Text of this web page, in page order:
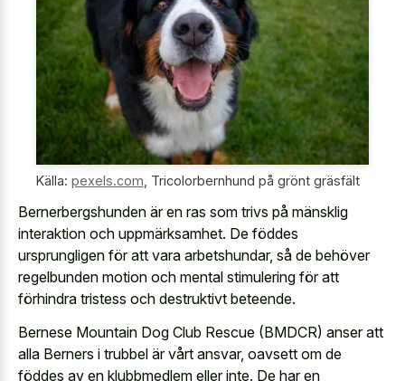
Källa: pexels.com Tricolorbernhund på grönt gräsfält
Bernerbergshunden är en ras som trivs på mänsklig
interaktion och uppmärksamhet. De föddes
ursprungligen för att vara arbetshundar, så de behöver
regelbunden motion och mental stimulering för att
förhindra tristess och destruktivt beteende.
Bernese Mountain Dog Club Rescue (BMDCR) anser att
alla Berners i trubbel är vårt ansvar, oavsett om de
föddes av en klubbmedlem eller inte. De har en